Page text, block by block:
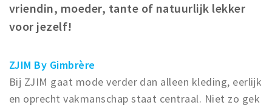
Privacy
vriendin, moeder, tante of natuurlijk lekker
voor jezelf!
ZJIM By Gimbrère
Bij ZJIM gaat mode verder dan alleen kleding, eerlijk
en oprecht vakmanschap staat centraal. Niet zo gek